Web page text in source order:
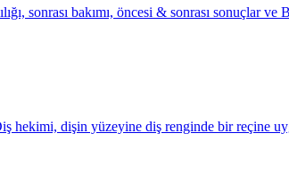
sonrası bakımı, öncesi & sonrası sonuçlar
hekimi, dişin yüzeyine diş renginde bir reçine